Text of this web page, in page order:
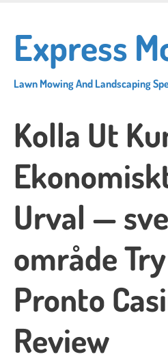
main
content
Express
Lawn Mowing And Landscaping
Kolla Ut
Urval —
område
Pronto
Review